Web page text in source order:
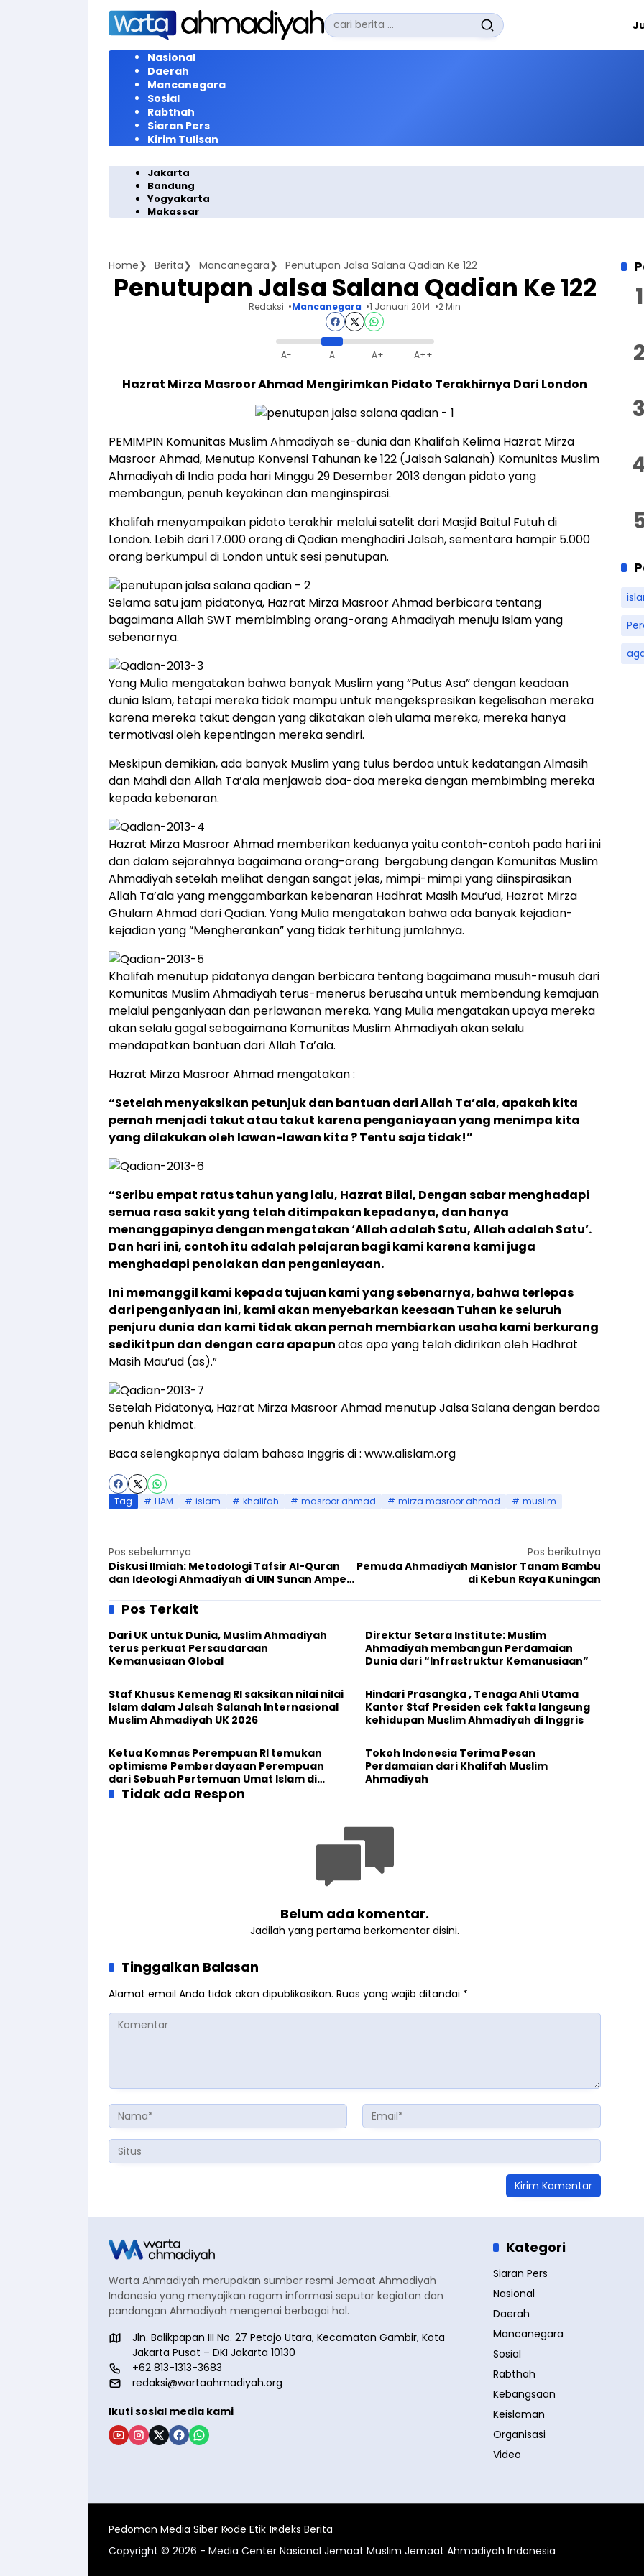
Langsung
konten
Pencarian
untuk:
Nasional
Daerah
Mancanegara
Sosial
Rabthah
Siaran Pers
Kirim Tulisan
Jakarta
Bandung
Yogyakarta
Makassar
Home Berita Mancanegara Penutupan Jalsa Salana Qadian Ke 122
Penutupan Jalsa Salana Qadian Ke 122
Redaksi Mancanegara 1 Januari 2014 2 Min
A- A A+ A++
Hazrat Mirza Masroor Ahmad Mengirimkan Pidato Terakhirnya Dari London
PEMIMPIN Komunitas Muslim Ahmadiyah se-dunia dan Khalifah Kelima Hazrat Mirza
Masroor Ahmad, Menutup Konvensi Tahunan ke 122 (Jalsah Salanah) Komunitas Muslim
Ahmadiyah di India pada hari Minggu 29 Desember 2013 dengan pidato yang
membangun, penuh keyakinan dan menginspirasi.
Khalifah menyampaikan pidato terakhir melalui satelit dari Masjid Baitul Futuh di
London. Lebih dari 17.000 orang di Qadian menghadiri Jalsah, sementara hampir 5.000
orang berkumpul di London untuk sesi penutupan.
Selama satu jam pidatonya, Hazrat Mirza Masroor Ahmad berbicara tentang
bagaimana Allah SWT membimbing orang-orang Ahmadiyah menuju Islam yang
sebenarnya.
Yang Mulia mengatakan bahwa banyak Muslim yang “Putus Asa” dengan keadaan
dunia Islam, tetapi mereka tidak mampu untuk mengekspresikan kegelisahan mereka
karena mereka takut dengan yang dikatakan oleh ulama mereka, mereka hanya
termotivasi oleh kepentingan mereka sendiri.
Meskipun demikian, ada banyak Muslim yang tulus berdoa untuk kedatangan Almasih
dan Mahdi dan Allah Ta’ala menjawab doa-doa mereka dengan membimbing mereka
kepada kebenaran.
Hazrat Mirza Masroor Ahmad memberikan keduanya yaitu contoh-contoh pada hari ini
dan dalam sejarahnya bagaimana orang-orang bergabung dengan Komunitas Muslim
Ahmadiyah setelah melihat dengan sangat jelas, mimpi-mimpi yang diinspirasikan
Allah Ta’ala yang menggambarkan kebenaran Hadhrat Masih Mau’ud, Hazrat Mirza
Ghulam Ahmad dari Qadian. Yang Mulia mengatakan bahwa ada banyak kejadian-
kejadian yang “Mengherankan” yang tidak terhitung jumlahnya.
Khalifah menutup pidatonya dengan berbicara tentang bagaimana musuh-musuh dari
Komunitas Muslim Ahmadiyah terus-menerus berusaha untuk membendung kemajuan
melalui penganiyaan dan perlawanan mereka. Yang Mulia mengatakan upaya mereka
akan selalu gagal sebagaimana Komunitas Muslim Ahmadiyah akan selalu
mendapatkan bantuan dari Allah Ta’ala.
Hazrat Mirza Masroor Ahmad mengatakan :
“Setelah menyaksikan petunjuk dan bantuan dari Allah Ta’ala, apakah kita
pernah menjadi takut atau takut karena penganiayaan yang menimpa kita
yang dilakukan oleh lawan-lawan kita ? Tentu saja tidak!”
“Seribu empat ratus tahun yang lalu, Hazrat Bilal, Dengan sabar menghadapi
semua rasa sakit yang telah ditimpakan kepadanya, dan hanya
menanggapinya dengan mengatakan ‘Allah adalah Satu, Allah adalah Satu’.
Dan hari ini, contoh itu adalah pelajaran bagi kami karena kami juga
menghadapi penolakan dan penganiayaan.
Ini memanggil kami kepada tujuan kami yang sebenarnya, bahwa terlepas
dari penganiyaan ini, kami akan menyebarkan keesaan Tuhan ke seluruh
penjuru dunia dan kami tidak akan pernah membiarkan usaha kami berkurang
sedikitpun dan dengan cara apapunatas apa yang telah didirikan oleh Hadhrat
Masih Mau’ud (as).”
Setelah Pidatonya, Hazrat Mirza Masroor Ahmad menutup Jalsa Salana dengan berdoa
penuh khidmat.
Baca selengkapnya dalam bahasa Inggris di : www.alislam.org
Tag HAM islam khalifah masroor ahmad mirza masroor ahmad muslim
Pos sebelumnya
Diskusi Ilmiah: Metodologi Tafsir Al-Quran
dan Ideologi Ahmadiyah di UIN Sunan Ampel
Pos berikutnya
Pemuda Ahmadiyah Manislor Tanam Bambu
di Kebun Raya Kuningan
Pos Terkait
Dari UK untuk Dunia, Muslim Ahmadiyah
terus perkuat Persaudaraan
Kemanusiaan Global
Direktur Setara Institute: Muslim
Ahmadiyah membangun Perdamaian
Dunia dari “Infrastruktur Kemanusiaan”
Staf Khusus Kemenag RI saksikan nilai nilai
Islam dalam Jalsah Salanah Internasional
Muslim Ahmadiyah UK 2026
Hindari Prasangka , Tenaga Ahli Utama
Kantor Staf Presiden cek fakta langsung
kehidupan Muslim Ahmadiyah di Inggris
Ketua Komnas Perempuan RI temukan
optimisme Pemberdayaan Perempuan
dari Sebuah Pertemuan Umat Islam di
Inggris
Tokoh Indonesia Terima Pesan
Perdamaian dari Khalifah Muslim
Ahmadiyah
Tidak ada Respon
Belum ada komentar.
Jadilah yang pertama berkomentar disini.
Tinggalkan Balasan
Alamat email Anda tidak akan dipublikasikan. Ruas yang wajib ditandai *
Warta Ahmadiyah merupakan sumber resmi Jemaat Ahmadiyah
Indonesia yang menyajikan ragam informasi seputar kegiatan dan
pandangan Ahmadiyah mengenai berbagai hal.
Jln. Balikpapan III No. 27 Petojo Utara, Kecamatan Gambir, Kota
Jakarta Pusat – DKI Jakarta 10130
+62 813-1313-3683
redaksi@wartaahmadiyah.org
Ikuti sosial media kami
Kategori
Siaran Pers
Nasional
Daerah
Mancanegara
Sosial
Rabthah
Kebangsaan
Keislaman
Organisasi
Video
Pedoman Media Siber Kode Etik Indeks Berita
Copyright © 2026 - Media Center Nasional Jemaat Muslim Jemaat Ahmadiyah Indonesia